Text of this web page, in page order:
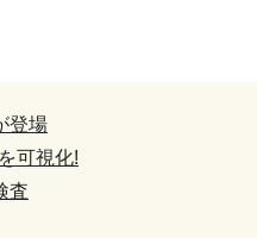
登場
可視化!
査